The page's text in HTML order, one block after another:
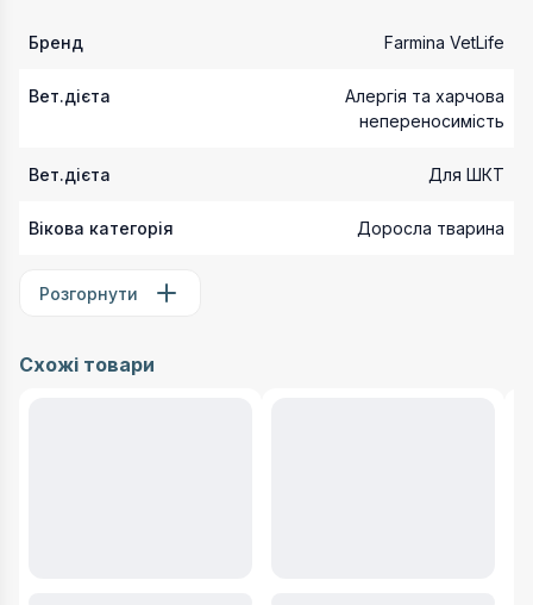
Бренд Farmina VetLife
Вет.дієта
Алергія та харчова
непереносимість
Вет.дієта Для ШКТ
Вікова категорія Доросла тварина
Розгорнути
Схожі товари